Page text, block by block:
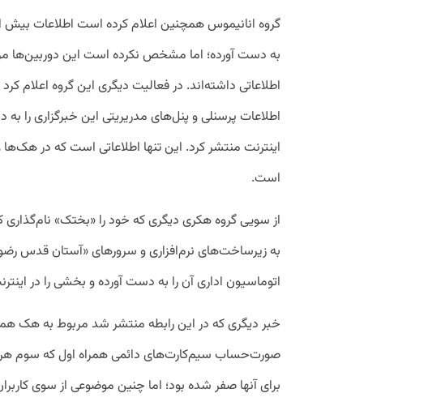
به دست آورده؛ اما مشخص نکرده است این دوربین‌ها
اطلاعاتی داشته‌اند. در فعالیت دیگری این گروه اعلام
اطلاعات پرسنلی و پنل‌های مدریریتی این خبرگزاری را
اینترنت منتشر کرد. این تنها اطلاعاتی است که در
است.
از سویی گروه هکری دیگری که خود را «بختک»
به زیرساخت‌های نرم‌افزاری و سرور‌های «آستان قدس
اتوماسیون اداری آن را به دست آورده و بخشی را در
خبر دیگری که در این رابطه منتشر شد مربوط به هک
صورت‌حساب سیم‌کارت‌های دائمی همراه اول که سوم هر
برای آنها صفر شده بود؛ اما چنین موضوعی از سوی